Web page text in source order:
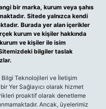
bir marka, kurum veya şahıs
Sitede yalnızca kendi
Burada yer alan içerikler
kurum ve kişiler hakkında
ve kişiler ile isim
bilgiler taslak
Bilgi Teknolojileri ve İletişim
Yer Sağlayıcı olarak hizmet
proaktif olarak denetleme
Ancak, üyelerimiz